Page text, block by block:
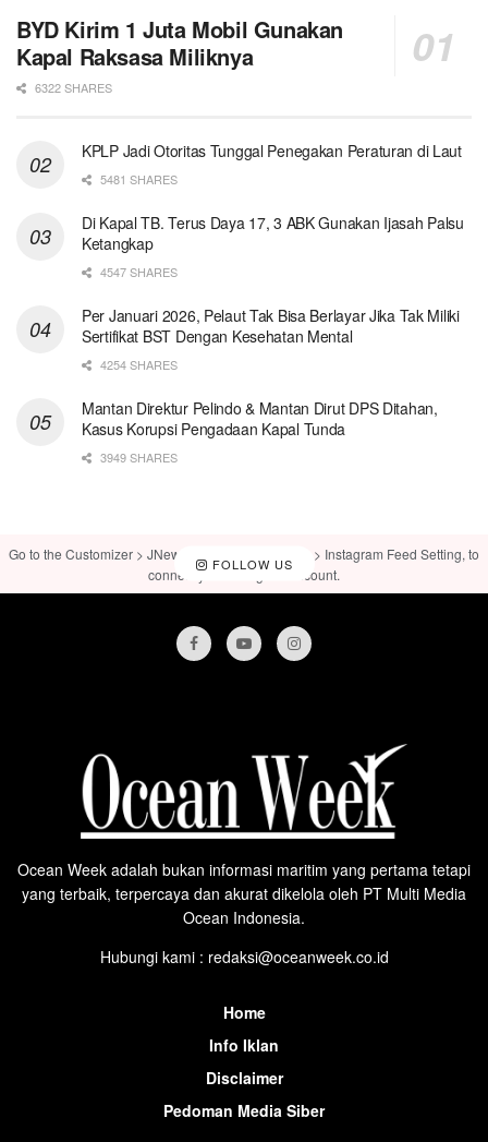
BYD Kirim 1 Juta Mobil Gunakan
Kapal Raksasa Miliknya
6322 SHARES
KPLP Jadi Otoritas Tunggal Penegakan Peraturan di Laut
5481 SHARES
Di Kapal TB. Terus Daya 17, 3 ABK Gunakan Ijasah Palsu
Ketangkap
4547 SHARES
Per Januari 2026, Pelaut Tak Bisa Berlayar Jika Tak Miliki
Sertifikat BST Dengan Kesehatan Mental
4254 SHARES
Mantan Direktur Pelindo & Mantan Dirut DPS Ditahan,
Kasus Korupsi Pengadaan Kapal Tunda
3949 SHARES
FOLLOW US
Go to the Customizer > JNews : Social, Like & View > Instagram Feed Setting, to
connect your Instagram account.
Ocean Week adalah bukan informasi maritim yang pertama tetapi
yang terbaik, terpercaya dan akurat dikelola oleh PT Multi Media
Ocean Indonesia.
Hubungi kami : redaksi@oceanweek.co.id
Home
Info Iklan
Disclaimer
Pedoman Media Siber